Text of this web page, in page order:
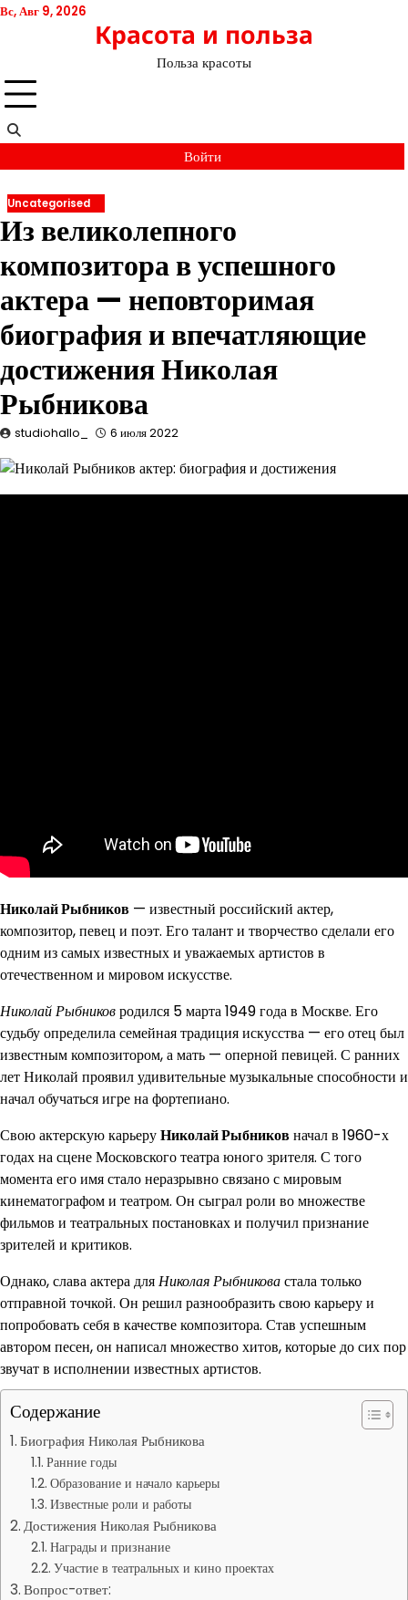
Перейти
Вс, Авг 9, 2026
Красота и польза
Польза красоты
Войти
Uncategorised
Из великолепного
композитора в успешного
актера — неповторимая
биография и впечатляющие
достижения Николая
Рыбникова
studiohallo_ 6 июля 2022
Николай Рыбников — известный российский актер,
композитор, певец и поэт. Его талант и творчество сделали его
одним из самых известных и уважаемых артистов в
отечественном и мировом искусстве.
Николай Рыбниковродился 5 марта 1949 года в Москве. Его
судьбу определила семейная традиция искусства — его отец был
известным композитором, а мать — оперной певицей. С ранних
лет Николай проявил удивительные музыкальные способности и
начал обучаться игре на фортепиано.
Свою актерскую карьеруНиколай Рыбниковначал в 1960-х
годах на сцене Московского театра юного зрителя. С того
момента его имя стало неразрывно связано с мировым
кинематографом и театром. Он сыграл роли во множестве
фильмов и театральных постановках и получил признание
зрителей и критиков.
Однако, слава актера дляНиколая Рыбниковастала только
отправной точкой. Он решил разнообразить свою карьеру и
попробовать себя в качестве композитора. Став успешным
автором песен, он написал множество хитов, которые до сих пор
звучат в исполнении известных артистов.
Содержание
Биография Николая Рыбникова
Ранние годы
Образование и начало карьеры
Известные роли и работы
Достижения Николая Рыбникова
Награды и признание
Участие в театральных и кино проектах
Вопрос-ответ: